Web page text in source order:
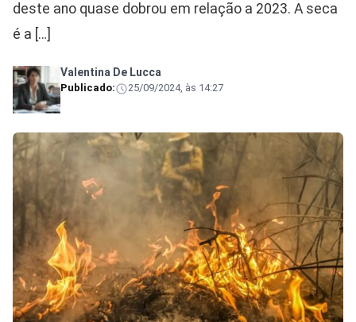
deste ano quase dobrou em relação a 2023. A seca
é a […]
Valentina De Lucca
Publicado: 25/09/2024, às 14:27